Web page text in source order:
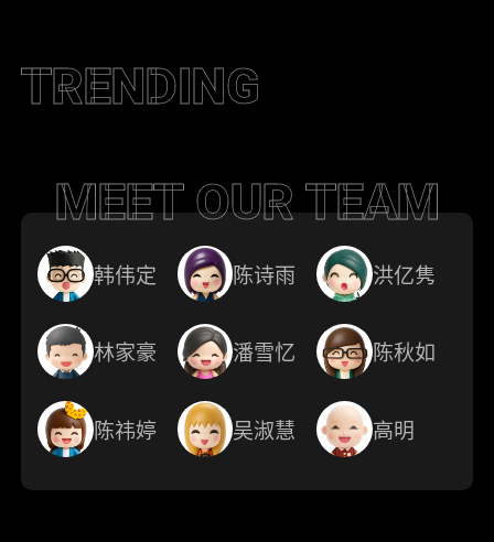
TRENDING
MEET OUR TEAM
韩伟定 陈诗雨 洪亿隽
林家豪 潘雪忆 陈秋如
陈祎婷 吴淑慧 高明